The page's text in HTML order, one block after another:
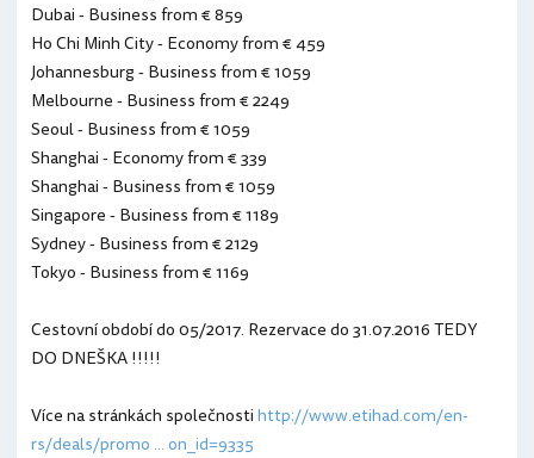
Dubai - Business from € 859
Ho Chi Minh City - Economy from € 459
Johannesburg - Business from € 1059
Melbourne - Business from € 2249
Seoul - Business from € 1059
Shanghai - Economy from € 339
Shanghai - Business from € 1059
Singapore - Business from € 1189
Sydney - Business from € 2129
Tokyo - Business from € 1169
Cestovní období do 05/2017. Rezervace do 31.07.2016 TEDY
DO DNEŠKA !!!!!
Více na stránkách společnostihttp://www.etihad.com/en-
rs/deals/promo ... on_id=9335